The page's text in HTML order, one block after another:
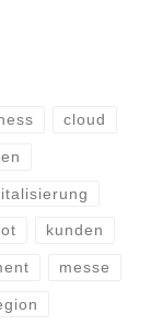
cloud
kunden
messe